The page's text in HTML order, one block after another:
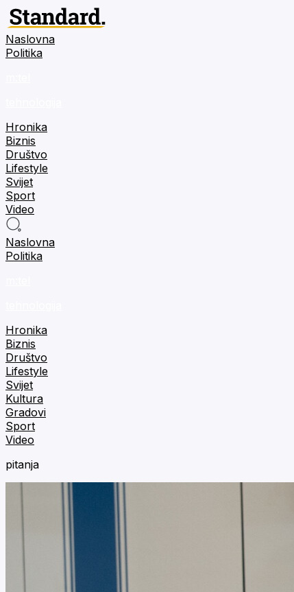
Naslovna
Politika
Hronika
Biznis
Društvo
Lifestyle
Svijet
Sport
Video
Naslovna
Politika
Hronika
Biznis
Društvo
Lifestyle
Svijet
Kultura
Gradovi
Sport
Video
pitanja